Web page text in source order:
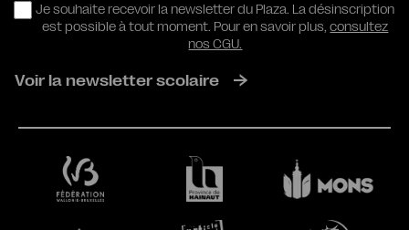
RGPD
Je souhaite recevoir la newsletter du Plaza. La désinscription
est possible à tout moment. Pour en savoir plus,consultez
nos CGU.
Voir la newsletter scolaire